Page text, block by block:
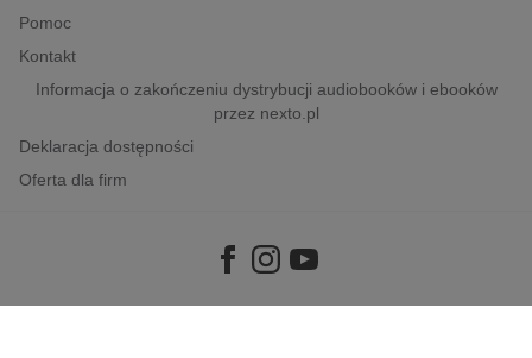
Pomoc
Kontakt
Informacja o zakończeniu dystrybucji audiobooków i ebooków
przez nexto.pl
Deklaracja dostępności
Oferta dla firm